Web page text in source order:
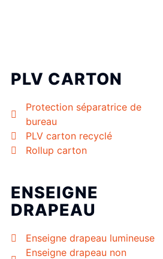
PLV CARTON
Protection séparatrice de
bureau
PLV carton recyclé
Rollup carton
ENSEIGNE
DRAPEAU
Enseigne drapeau lumineuse
Enseigne drapeau non